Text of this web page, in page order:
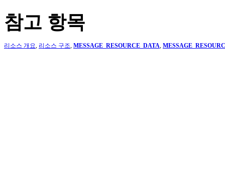
참고 항목
리소스 개요, 리소스 구조, MESSAGE_RESOURCE_DATA,